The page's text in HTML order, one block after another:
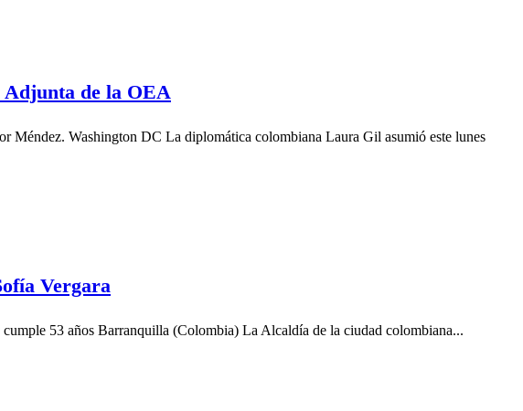
de la OEA
Méndez. Washington DC La diplomática colombiana Laura Gil asumió este lunes
Vergara
53 años Barranquilla (Colombia) La Alcaldía de la ciudad colombiana...